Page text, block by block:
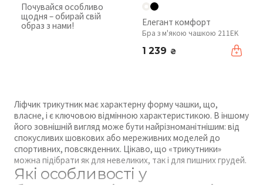
Почувайся особливо
щодня – обирай свій
образ з нами!
Елегант комфорт
Бра з м'якою чашкою 211EK
1 239 ₴
Ліфчик трикутник має характерну форму чашки, що,
власне, і є ключовою відмінною характеристикою. В іншому
його зовнішній вигляд може бути найрізноманітнішим: від
спокусливих шовкових або мереживних моделей до
спортивних, повсякденних. Цікаво, що «трикутники»
можна підібрати як для невеликих, так і для пишних грудей.
Які особливості у